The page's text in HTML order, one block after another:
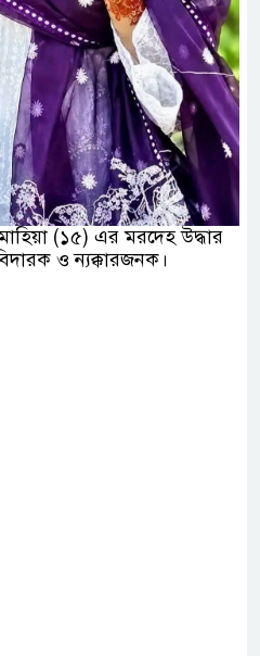
(১৫) এর মরদেহ উদ্ধার
ও ন্যক্কারজনক।